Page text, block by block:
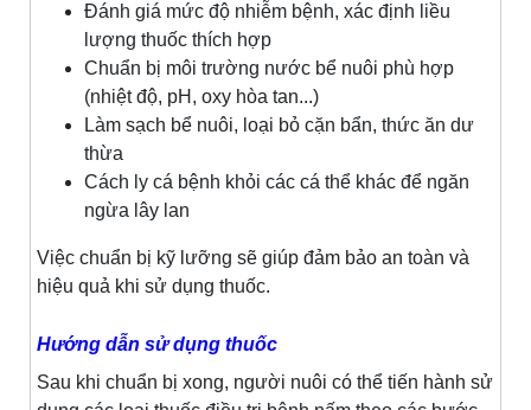
Đánh giá mức độ nhiễm bệnh, xác định liều
lượng thuốc thích hợp
Chuẩn bị môi trường nước bể nuôi phù hợp
(nhiệt độ, pH, oxy hòa tan...)
Làm sạch bể nuôi, loại bỏ cặn bẩn, thức ăn dư
thừa
Cách ly cá bệnh khỏi các cá thể khác để ngăn
ngừa lây lan
Việc chuẩn bị kỹ lưỡng sẽ giúp đảm bảo an toàn và
hiệu quả khi sử dụng thuốc.
Hướng dẫn sử dụng thuốc
Sau khi chuẩn bị xong, người nuôi có thể tiến hành sử